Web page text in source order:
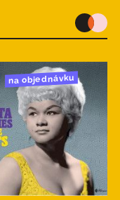
na objednávku